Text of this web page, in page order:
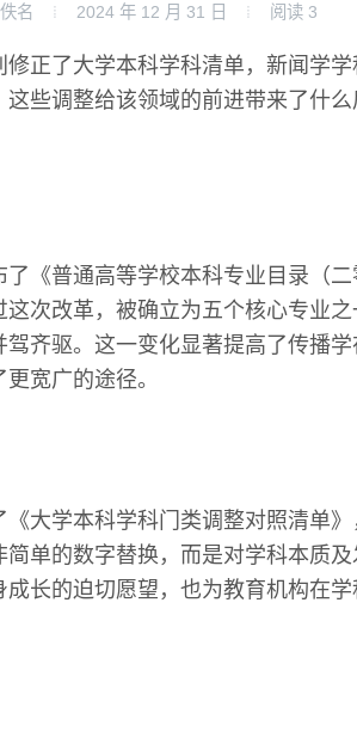
佚名 2024 年 12 月 31 日 阅读 3
正了大学本科学科清单，新闻学学
些调整给该领域的前进带来了什
《普通高等学校本科专业目录（
次改革，被确立为五个核心专业
齐驱。这一变化显著提高了传播
宽广的途径。
大学本科学科门类调整对照清单
单的数字替换，而是对学科本质
长的迫切愿望，也为教育机构在